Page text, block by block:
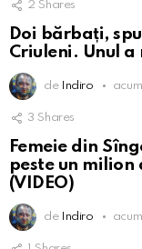
2 Shares
Doi bărbați,
Criuleni. Unul a
de Indiro
3 Shares
Femeie din
peste un
(VIDEO)
de Indiro